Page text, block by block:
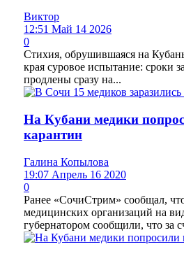
Виктор
12:51 Май 14 2026
0
Стихия, обрушившаяся на
края суровое испытание: сроки
продлены сразу на...
На Кубани медики
карантин
Галина Копылова
19:07 Апрель 16 2020
0
Ранее «СочиСтрим» сообщал,
медицинских организаций на
губернатором сообщили, что за